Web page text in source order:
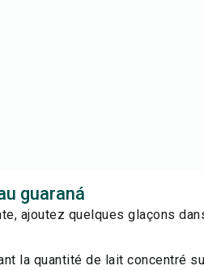
guaraná
ajoutez quelques glaçons
la quantité de lait concentré